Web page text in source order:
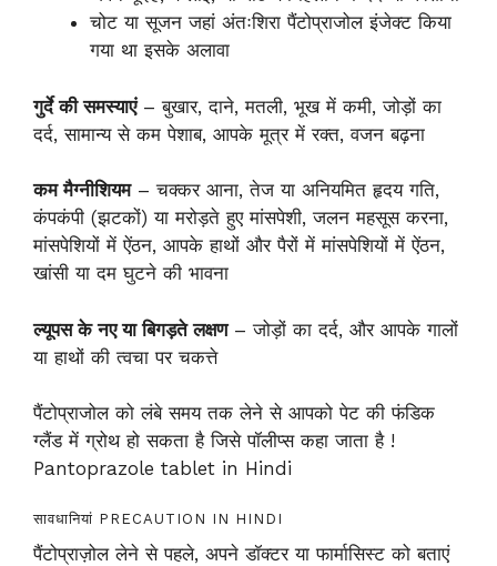
चोट या सूजन जहां अंतःशिरा पैंटोप्राजोल इंजेक्ट किया
गया था इसके अलावा
गुर्दे की समस्याएं– बुखार, दाने, मतली, भूख में कमी, जोड़ों का
दर्द, सामान्य से कम पेशाब, आपके मूत्र में रक्त, वजन बढ़ना
कम मैग्नीशियम– चक्कर आना, तेज या अनियमित हृदय गति,
कंपकंपी (झटकों) या मरोड़ते हुए मांसपेशी, जलन महसूस करना,
मांसपेशियों में ऐंठन, आपके हाथों और पैरों में मांसपेशियों में ऐंठन,
खांसी या दम घुटने की भावना
ल्यूपस के नए या बिगड़ते लक्षण– जोड़ों का दर्द, और आपके गालों
या हाथों की त्वचा पर चकत्ते
पैंटोप्राजोल को लंबे समय तक लेने से आपको पेट की फंडिक
ग्लैंड में ग्रोथ हो सकता है जिसे पॉलीप्स कहा जाता है !
Pantoprazole tablet in Hindi
सावधानियां PRECAUTION IN HINDI
पैंटोप्राज़ोल लेने से पहले, अपने डॉक्टर या फार्मासिस्ट को बताएं